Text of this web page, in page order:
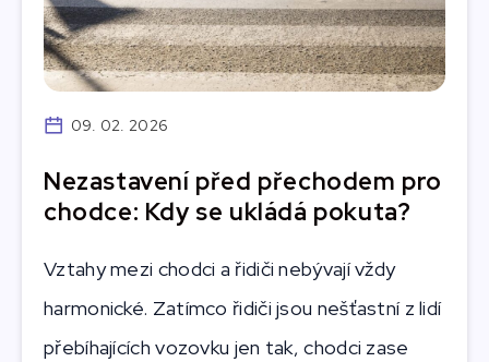
09. 02. 2026
Nezastavení před přechodem pro
chodce: Kdy se ukládá pokuta?
Vztahy mezi chodci a řidiči nebývají vždy
harmonické. Zatímco řidiči jsou nešťastní z lidí
přebíhajících vozovku jen tak, chodci zase